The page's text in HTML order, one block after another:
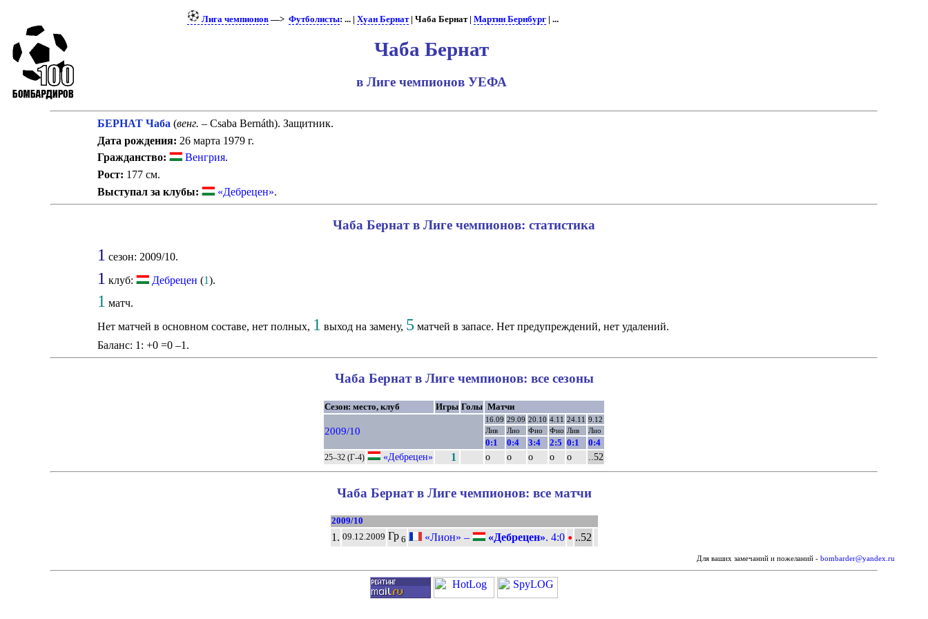
Лига чемпионов—> Футболисты: ... | Хуан Бернат| Чаба Бернат | Мартин Бернбург| ...
Чаба Бернат
в Лиге чемпионов УЕФА
БЕРНАТ Чаба (венг. – Csaba Bernáth). Защитник.
Дата рождения: 26 марта 1979 г.
Гражданство:
Венгрия.
Рост: 177 см.
Выступал за клубы:
«Дебрецен».
Чаба Бернат в Лиге чемпионов: статистика
1 сезон: 2009/10.
1 клуб: Дебрецен (1).
1 матч.
Нет матчей в основном составе, нет полных, 1 выход на замену, 5 матчей в запасе. Нет предупреждений, нет удалений.
Баланс: 1: +0 =0 –1.
Чаба Бернат в Лиге чемпионов: все сезоны
Сезон: место, клуб Игры Голы Матчи
2009/10
16.09 29.09 20.10 4.11 24.11 9.12
Лив
Лио Фио Фио Лив Лио
0:1 0:4 3:4 2:5 0:1 0:4
25–32 (Г-4) «Дебрецен» 1 о о о о о ..52
Чаба Бернат в Лиге чемпионов: все матчи
2009/10
1. 09.12.2009 Гр6 «Лион» – «Дебрецен». 4:0 • ..52
Для ваших замечаний и пожеланий - bombarder@yandex.ru